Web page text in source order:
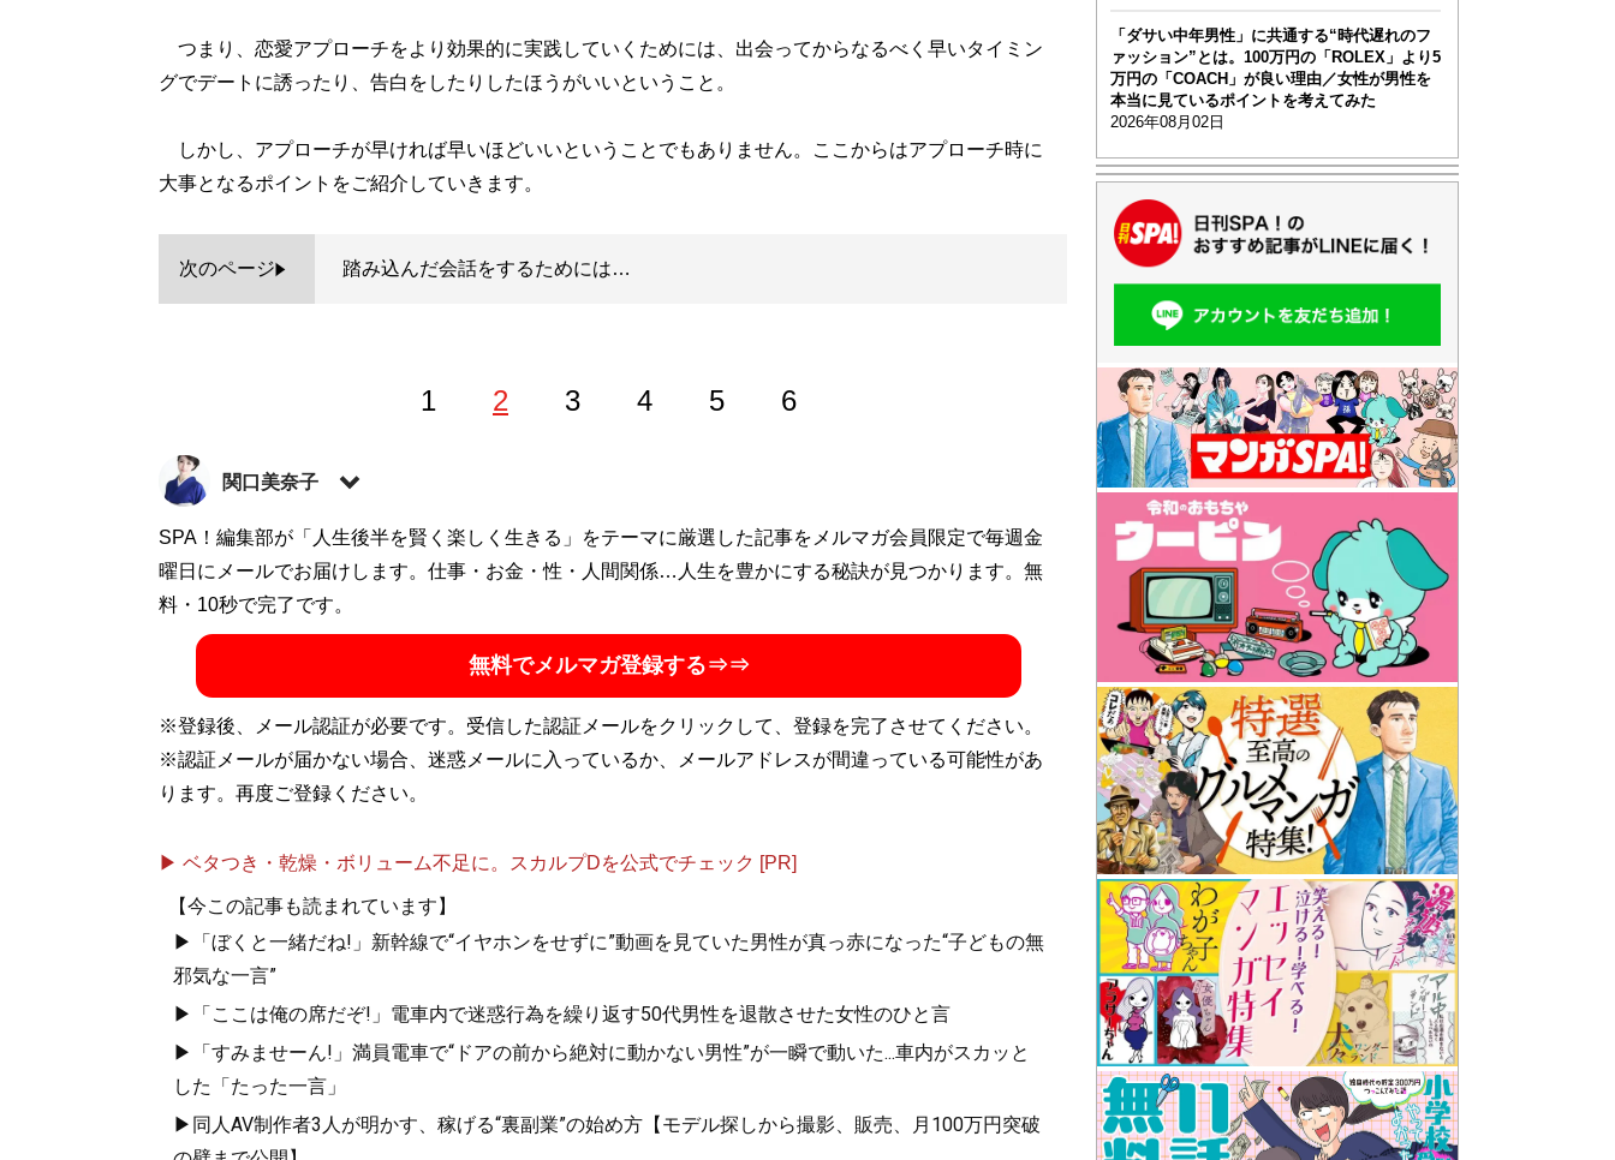
つまり、恋愛アプローチをより効果的に実践していくためには、出会ってからなるべく早いタイミン
グでデートに誘ったり、告白をしたりしたほうがいいということ。
しかし、アプローチが早ければ早いほどいいということでもありません。ここからはアプローチ時に
大事となるポイントをご紹介していきます。
次のページ 踏み込んだ会話をするためには…
1 2 3 4 5 6
関口美奈子
恋愛コーチ。結婚相談所「エースブライダル 」主宰。メンズ化粧品「ISIKI」開発ディレクター。オフィ
シャルサイト「sekiguchiminako.com」。YouTubeチャンネル「みなこの圧倒的モテ男TV」は開設1年半
で総再生数が5000万回を突破（Xアカウント:
『気遣いを恋と勘違いする男、優しさを愛と勘違いする女 相手の本性を見抜
き、最高のベストパートナーを見つける男と女の心理ルール 』
「本当に自分に合うベストパートナー」を見抜く全技術！
『「最初の男」になりたがる男、「最後の女」になりたがる女 夜の世界で学
SPA！編集部が「人生後半を賢く楽しく生きる」をテーマに厳選した記事をメルマガ会員限定で毎週金
曜日にメールでお届けします。仕事・お金・性・人間関係…人生を豊かにする秘訣が見つかります。無
料・10秒で完了です。
無料でメルマガ登録する⇒⇒
※登録後、メール認証が必要です。受信した認証メールをクリックして、登録を完了させてください。
※認証メールが届かない場合、迷惑メールに入っているか、メールアドレスが間違っている可能性があ
ります。再度ご登録ください。
▶ ベタつき・乾燥・ボリューム不足に。スカルプDを公式でチェック [PR]
【今この記事も読まれています】
▶「ぼくと一緒だね!」新幹線で“イヤホンをせずに”動画を見ていた男性が真っ赤になった“子どもの無
邪気な一言”
▶「ここは俺の席だぞ!」電車内で迷惑行為を繰り返す50代男性を退散させた女性のひと言
▶「すみませーん!」満員電車で“ドアの前から絶対に動かない男性”が一瞬で動いた...車内がスカッと
した「たった一言」
▶同人AV制作者3人が明かす、稼げる“裏副業”の始め方【モデル探しから撮影、販売、月100万円突破
「ダサい中年男性」に共通する“時代遅れのフ
ァッション”とは。100万円の「ROLEX」より5
万円の「COACH」が良い理由／女性が男性を
本当に見ているポイントを考えてみた
2026年08月02日